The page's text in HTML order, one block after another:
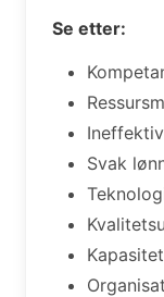
Se etter:
Svak